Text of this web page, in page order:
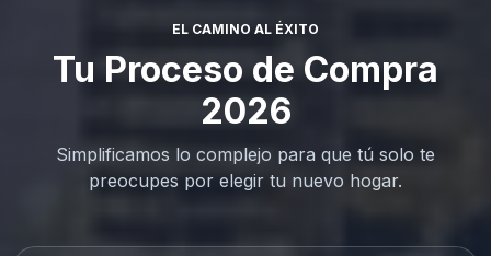
EL CAMINO AL ÉXITO
Tu Proceso de Compra
2026
Simplificamos lo complejo para que tú solo te
preocupes por elegir tu nuevo hogar.